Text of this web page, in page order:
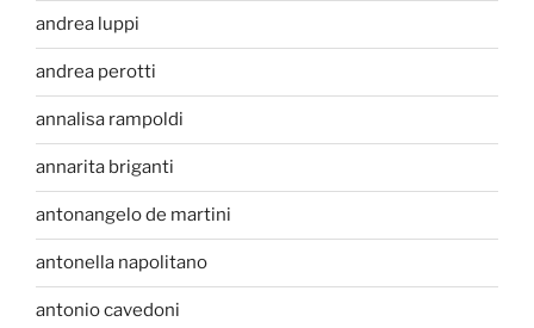
andrea luppi
andrea perotti
annalisa rampoldi
annarita briganti
antonangelo de martini
antonella napolitano
antonio cavedoni